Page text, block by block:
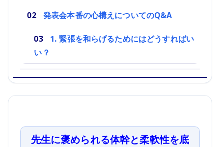
発表会本番の心構えについてのQ&A
1. 緊張を和らげるためにはどうすればい
い？
先生に褒められる体幹と柔軟性を底